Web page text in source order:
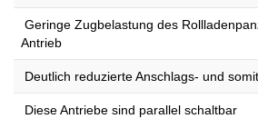
Geringe Zugbelastung des
Antrieb
Deutlich reduzierte Anschlags- und
Diese Antriebe sind parallel schaltbar